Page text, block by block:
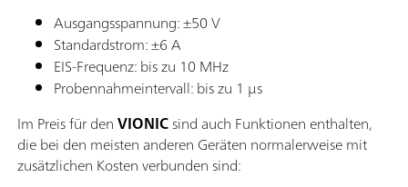
Ausgangsspannung: ±50 V
Standardstrom: ±6 A
EIS-Frequenz: bis zu 10 MHz
Probennahmeintervall: bis zu 1 μs
Im Preis für denVIONICsind auch Funktionen enthalten,
die bei den meisten anderen Geräten normalerweise mit
zusätzlichen Kosten verbunden sind: